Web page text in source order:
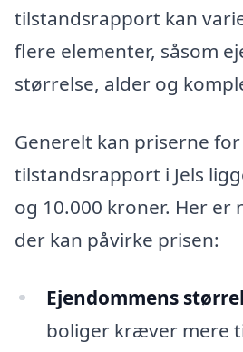
tilstandsrapport kan
flere elementer, såsom
størrelse, alder og
Generelt kan priserne
tilstandsrapport i Jels
og 10.000 kroner. Her er
der kan påvirke prisen:
Ejendommens
boliger kræver mere